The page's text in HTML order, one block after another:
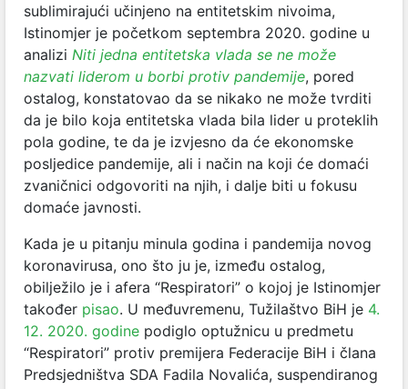
sublimirajući učinjeno na entitetskim nivoima,
Istinomjer je početkom septembra 2020. godine u
analizi Niti jedna entitetska vlada se ne može
nazvati liderom u borbi protiv pandemije, pored
ostalog, konstatovao da se nikako ne može tvrditi
da je bilo koja entitetska vlada bila lider u proteklih
pola godine, te da je izvjesno da će ekonomske
posljedice pandemije, ali i način na koji će domaći
zvaničnici odgovoriti na njih, i dalje biti u fokusu
domaće javnosti.
Kada je u pitanju minula godina i pandemija novog
koronavirusa, ono što ju je, između ostalog,
obilježilo je i afera “Respiratori” o kojoj je Istinomjer
također pisao. U međuvremenu, Tužilaštvo BiH je 4.
12. 2020. godine podiglo optužnicu u predmetu
“Respiratori” protiv premijera Federacije BiH i člana
Predsjedništva SDA Fadila Novalića, suspendiranog